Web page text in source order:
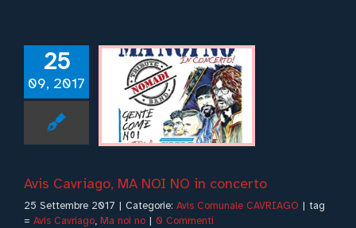
25
09, 2017
Cavriago,
NOI NO in
Avis Cavriago, MA NOI NO in concerto
25 Settembre 2017 Categorie: Avis Comunale CAVRIAGO
tag
= Avis Cavriago, Ma noi no 0 Commenti